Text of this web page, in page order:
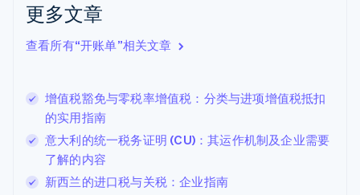
更多文章
查看所有“开账单”相关文章
增值税豁免与零税率增值税：分类与进项增值税抵扣
的实用指南
意大利的统一税务证明 (CU)：其运作机制及企业需要
了解的内容
新西兰的进口税与关税：企业指南
English
克罗地亚
EnglishItaliano
立陶宛
English
列支敦士登
DeutschEnglish
卢森堡
Français Deutsch
罗马尼亚